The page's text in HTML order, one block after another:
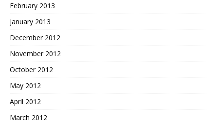
February 2013
January 2013
December 2012
November 2012
October 2012
May 2012
April 2012
March 2012